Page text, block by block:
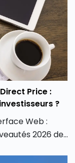
Price :
?
Web :
2026 de